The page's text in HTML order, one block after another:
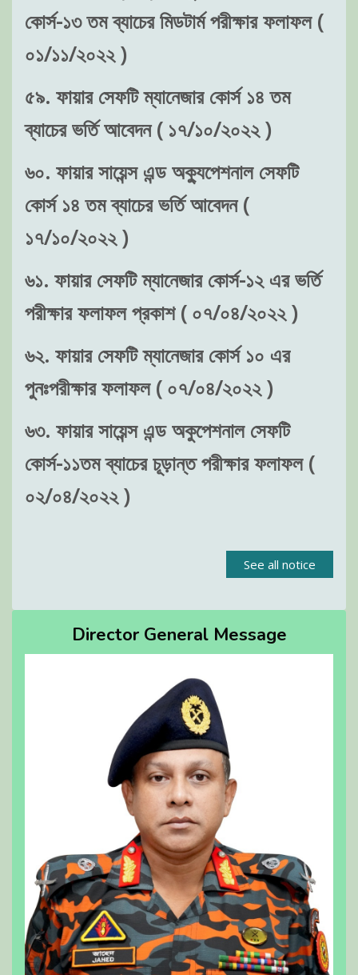
কোর্স-১৩ তম ব্যাচের মিডটার্ম পরীক্ষার ফলাফল (
০১/১১/২০২২ )
৫৯. ফায়ার সেফটি ম্যানেজার কোর্স ১৪ তম
ব্যাচের ভর্তি আবেদন ( ১৭/১০/২০২২ )
৬০. ফায়ার সায়েন্স এন্ড অক্যুপেশনাল সেফটি
কোর্স ১৪ তম ব্যাচের ভর্তি আবেদন (
১৭/১০/২০২২ )
৬১. ফায়ার সেফটি ম্যানেজার কোর্স-১২ এর ভর্তি
পরীক্ষার ফলাফল প্রকাশ ( ০৭/০৪/২০২২ )
৬২. ফায়ার সেফটি ম্যানেজার কোর্স ১০ এর
পুনঃপরীক্ষার ফলাফল ( ০৭/০৪/২০২২ )
৬৩. ফায়ার সায়েন্স এন্ড অকুপেশনাল সেফটি
কোর্স-১১তম ব্যাচের চূড়ান্ত পরীক্ষার ফলাফল (
০২/০৪/২০২২ )
See all notice
Director General Message